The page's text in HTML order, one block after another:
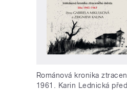
Románová kronika
1961. Karin Lednická